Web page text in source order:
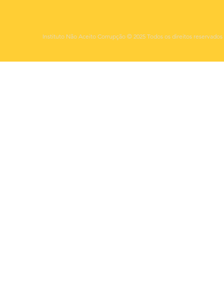
Instituto Não Aceito Corrupção © 2025 Todos os direitos